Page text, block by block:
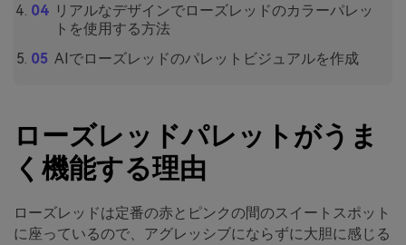
リアルなデザインでローズレッドのカラーパレッ
トを使用する方法
AIでローズレッドのパレットビジュアルを作成
ローズレッドパレットがうま
く機能する理由
ローズレッドは定番の赤とピンクの間のスイートスポット
に座っているので、アグレッシブにならずに大胆に感じる